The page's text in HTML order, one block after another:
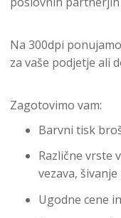
Na 300dpi
za vaše podjetje ali
Zagotovimo vam:
Barvni tisk
Različne vrste
vezava, šivanje
Ugodne cene